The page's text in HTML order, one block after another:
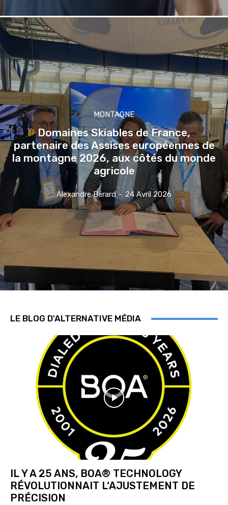
MONTAGNE
Domaines Skiables de France,
partenaire des Assises européennes de
la montagne 2026, aux côtés du monde
agricole
Alexandre Bérard - 24 Avril 2026
LE BLOG D'ALTERNATIVE MÉDIA
IL Y A 25 ANS, BOA® TECHNOLOGY
RÉVOLUTIONNAIT L‘AJUSTEMENT DE
PRÉCISION